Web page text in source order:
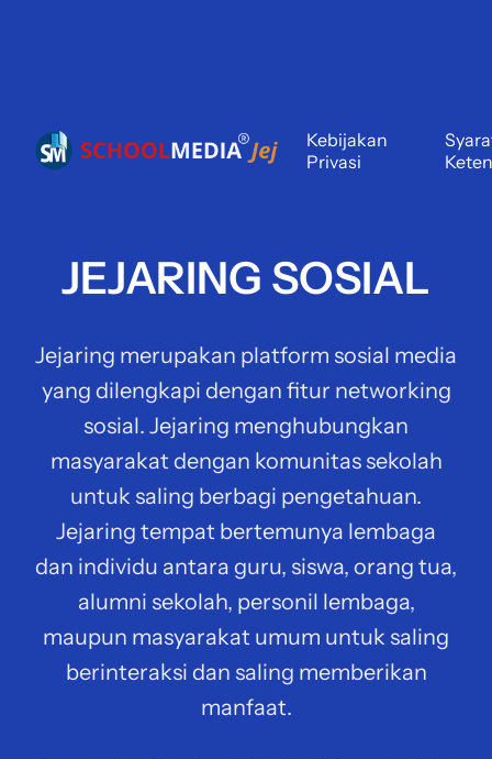
Kebijakan
Privasi
JEJARING SOSIAL
Jejaring merupakan platform sosial media
yang dilengkapi dengan fitur networking
sosial. Jejaring menghubungkan
masyarakat dengan komunitas sekolah
untuk saling berbagi pengetahuan.
Jejaring tempat bertemunya lembaga
dan individu antara guru, siswa, orang tua,
alumni sekolah, personil lembaga,
maupun masyarakat umum untuk saling
berinteraksi dan saling memberikan
manfaat.